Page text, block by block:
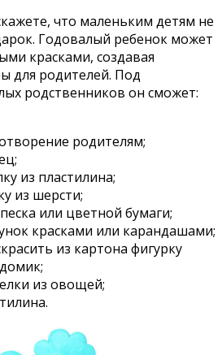
что маленьким детям не
Годовалый ребенок может
красками, создавая
для родителей. Под
родственников он сможет:
родителям;
из пластилина;
из шерсти;
или цветной бумаги;
красками или карандашами;
из картона фигурку
из овощей;